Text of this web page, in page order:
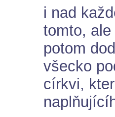
i nad
tomto,
potom
všecko
církvi,